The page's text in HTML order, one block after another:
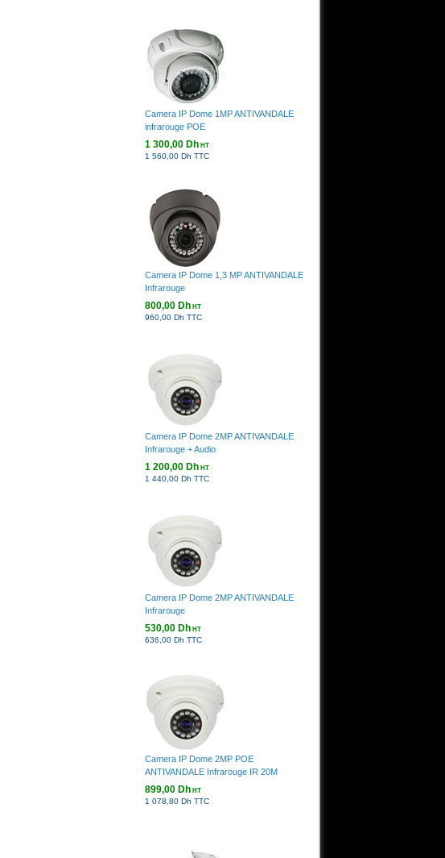
Camera IP Dome 1MP ANTIVANDALE
infrarouge POE
1 300,00 DhHT
1 560,00 Dh TTC
Camera IP Dome 1,3 MP ANTIVANDALE
Infrarouge
800,00 DhHT
960,00 Dh TTC
Camera IP Dome 2MP ANTIVANDALE
Infrarouge + Audio
1 200,00 DhHT
1 440,00 Dh TTC
Camera IP Dome 2MP ANTIVANDALE
Infrarouge
530,00 DhHT
636,00 Dh TTC
Camera IP Dome 2MP POE
ANTIVANDALE Infrarouge IR 20M
899,00 DhHT
1 078,80 Dh TTC